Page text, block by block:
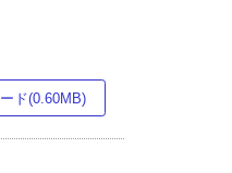
ド(0.60MB)